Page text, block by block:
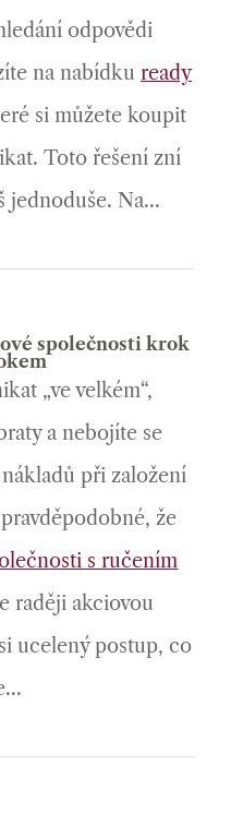
odpovědi
na nabídku ready
si můžete koupit
Toto řešení zní
jednoduše. Na...
společnosti krok
„ve velkém“,
a nebojíte se
při založení
že
s ručením
raději akciovou
ucelený postup, co